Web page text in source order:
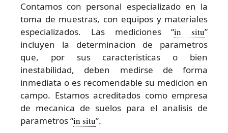
Contamos con personal especializado en la
toma de muestras, con equipos y materiales
especializados. Las mediciones “in situ”
incluyen la determinacion de parametros
que, por sus caracteristicas o bien
inestabilidad, deben medirse de forma
inmediata o es recomendable su medicion en
campo. Estamos acreditados como empresa
de mecanica de suelos para el analisis de
parametros “in situ”.